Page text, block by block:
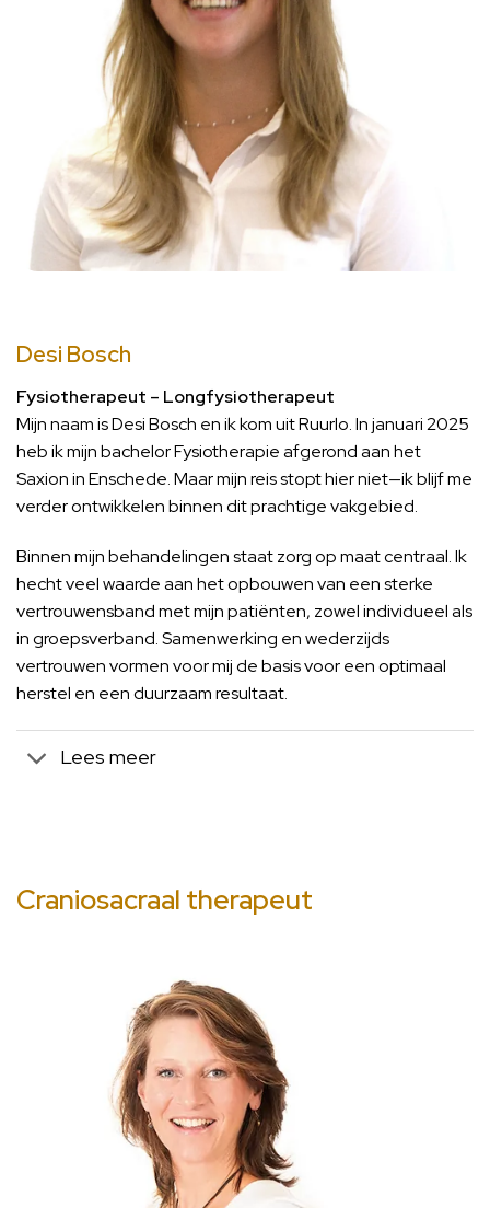
Desi Bosch
Fysiotherapeut – Longfysiotherapeut
Mijn naam is Desi Bosch en ik kom uit Ruurlo. In januari 2025
heb ik mijn bachelor Fysiotherapie afgerond aan het
Saxion in Enschede. Maar mijn reis stopt hier niet—ik blijf me
verder ontwikkelen binnen dit prachtige vakgebied.
Binnen mijn behandelingen staat zorg op maat centraal. Ik
hecht veel waarde aan het opbouwen van een sterke
vertrouwensband met mijn patiënten, zowel individueel als
in groepsverband. Samenwerking en wederzijds
vertrouwen vormen voor mij de basis voor een optimaal
herstel en een duurzaam resultaat.
Lees meer
Craniosacraal therapeut